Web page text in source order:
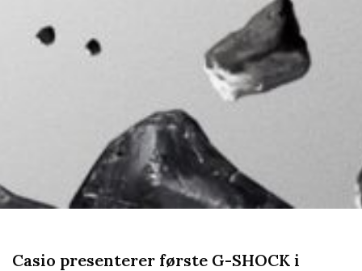
Casio presenterer første G-SHOCK i